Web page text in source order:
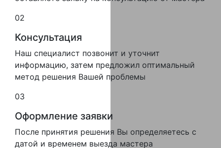
02
Консультация
Наш специалист позвонит и уточнит
информацию, затем предложил оптимальный
метод решения Вашей проблемы
03
Оформление заявки
После принятия решения Вы определяетесь с
датой и временем выезда мастера